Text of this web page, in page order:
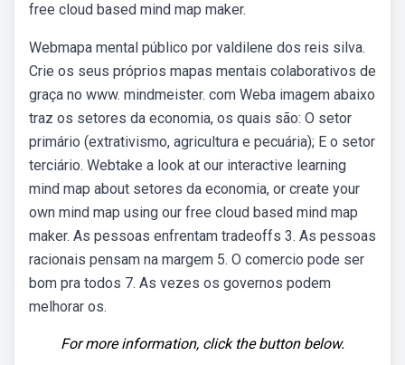
free cloud based mind map maker.
Webmapa mental público por valdilene dos reis silva.
Crie os seus próprios mapas mentais colaborativos de
graça no www. mindmeister. com Weba imagem abaixo
traz os setores da economia, os quais são: O setor
primário (extrativismo, agricultura e pecuária); E o setor
terciário. Webtake a look at our interactive learning
mind map about setores da economia, or create your
own mind map using our free cloud based mind map
maker. As pessoas enfrentam tradeoffs 3. As pessoas
racionais pensam na margem 5. O comercio pode ser
bom pra todos 7. As vezes os governos podem
melhorar os.
For more information, click the button below.